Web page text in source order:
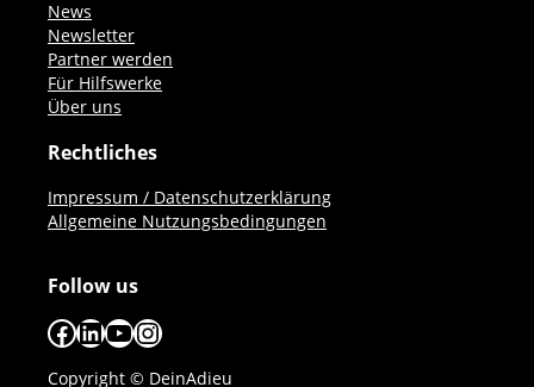
News
Newsletter
Partner werden
Für Hilfswerke
Über uns
Rechtliches
Impressum / Datenschutzerklärung
Allgemeine Nutzungsbedingungen
Follow us
Facebook
LinkedIn
YouTube
Instagram
Copyright © DeinAdieu